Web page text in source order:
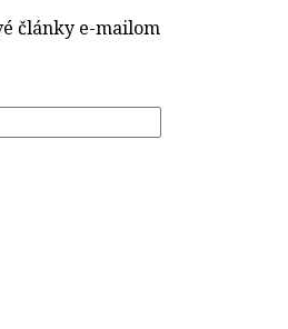
články e-mailom